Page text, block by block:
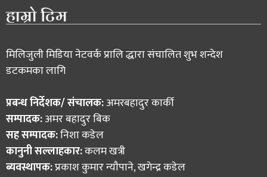
हाम्रो टिम
मिलिजुली मिडिया नेटवर्क प्रालि द्धारा संचालित शुभ शन्देश
डटकमका लागि
प्रबन्ध निर्देशक/ संचालक:अमरबहादुर कार्की
सम्पादक:अमर बहादुर बिक
सह सम्पादक:निशा कडेल
कानुनी सल्लाहकार:कलम खत्री
ब्यवस्थापक:प्रकाश कुमार न्याैपाने, खगेन्द्र कडेल